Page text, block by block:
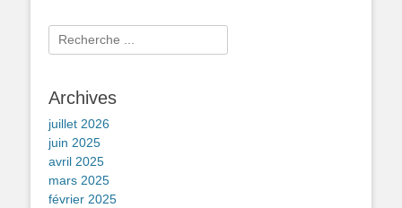
Rechercher :
Archives
juillet 2026
juin 2025
avril 2025
mars 2025
février 2025